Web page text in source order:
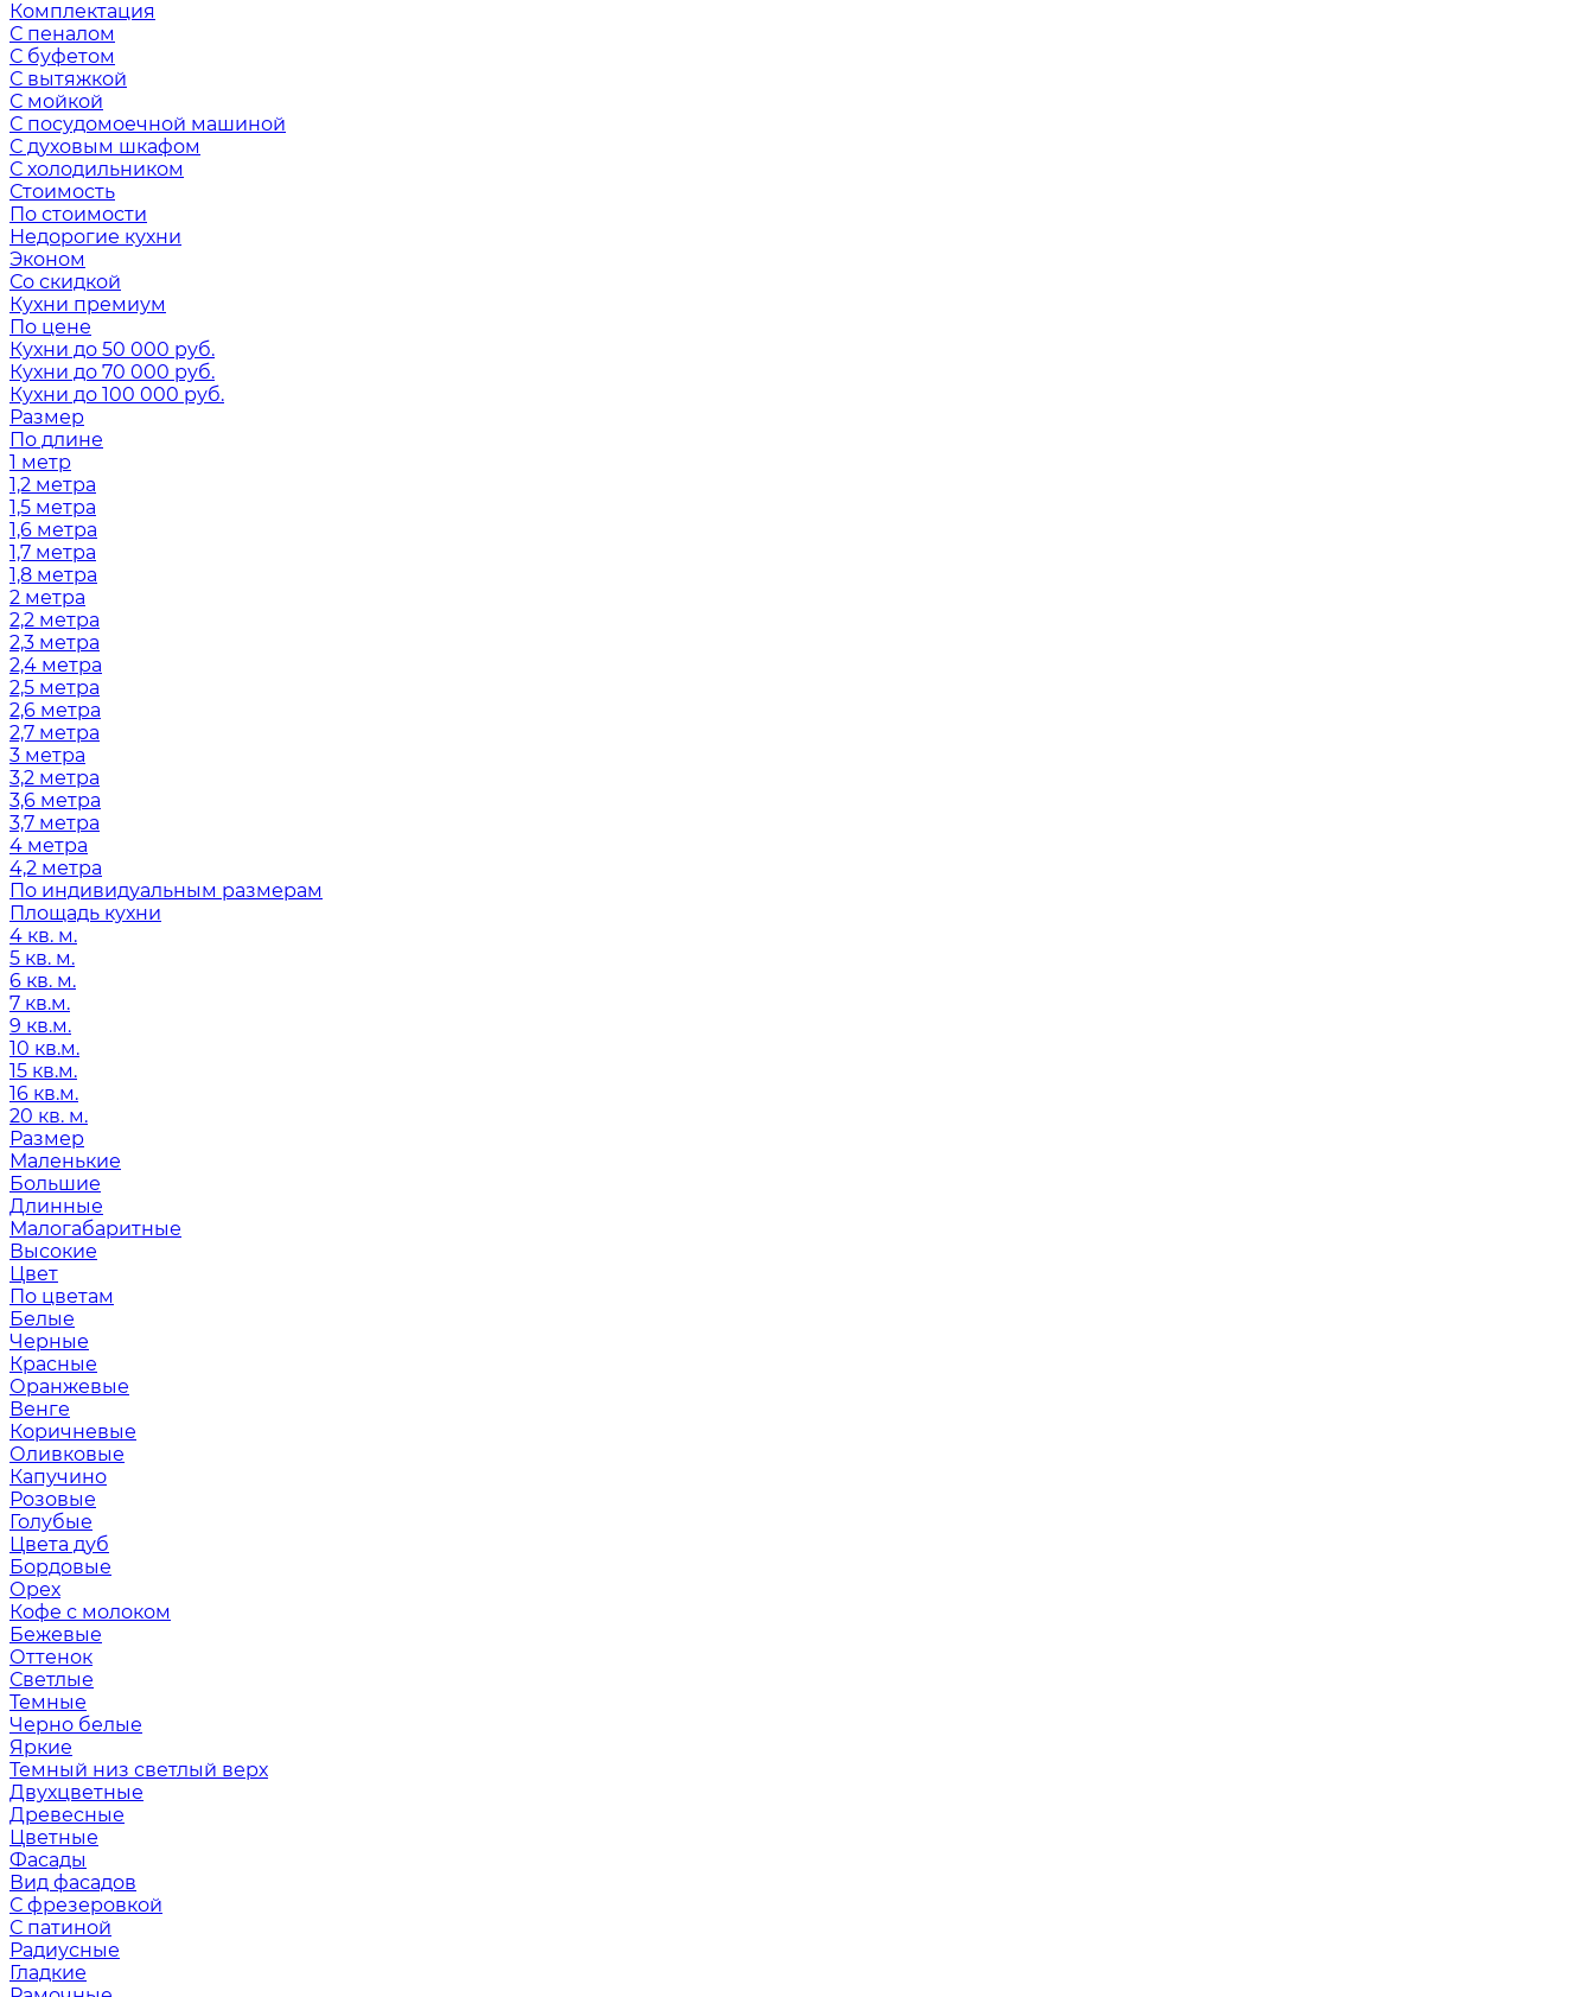
Комплектация
С пеналом
С буфетом
С вытяжкой
С мойкой
С посудомоечной машиной
С духовым шкафом
С холодильником
Стоимость
По стоимости
Недорогие кухни
Эконом
Со скидкой
Кухни премиум
По цене
Кухни до 50 000 руб.
Кухни до 70 000 руб.
Кухни до 100 000 руб.
Размер
По длине
1 метр
1,2 метра
1,5 метра
1,6 метра
1,7 метра
1,8 метра
2 метра
2,2 метра
2,3 метра
2,4 метра
2,5 метра
2,6 метра
2,7 метра
3 метра
3,2 метра
3,6 метра
3,7 метра
4 метра
4,2 метра
По индивидуальным размерам
Площадь кухни
4 кв. м.
5 кв. м.
6 кв. м.
7 кв.м.
9 кв.м.
10 кв.м.
15 кв.м.
16 кв.м.
20 кв. м.
Размер
Маленькие
Большие
Длинные
Малогабаритные
Высокие
Цвет
По цветам
Белые
Черные
Красные
Оранжевые
Венге
Коричневые
Оливковые
Капучино
Розовые
Голубые
Цвета дуб
Бордовые
Орех
Кофе с молоком
Бежевые
Оттенок
Светлые
Темные
Черно белые
Яркие
Темный низ светлый верх
Двухцветные
Древесные
Цветные
Фасады
Вид фасадов
С фрезеровкой
С патиной
Радиусные
Гладкие